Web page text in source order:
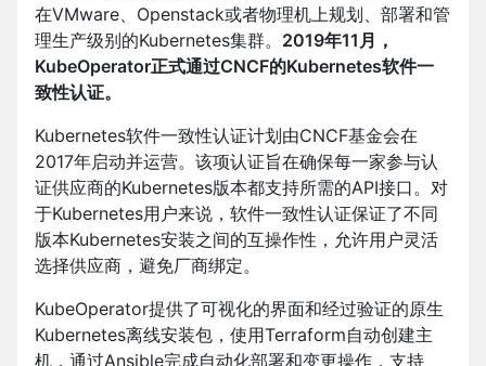
在VMware、Openstack或者物理机上规划、部署和管
理生产级别的Kubernetes集群。 2019年11月，
KubeOperator正式通过CNCF的Kubernetes软件一
致性认证。
Kubernetes软件一致性认证计划由CNCF基金会在
2017年启动并运营。该项认证旨在确保每一家参与认
证供应商的Kubernetes版本都支持所需的API接口。对
于Kubernetes用户来说，软件一致性认证保证了不同
版本Kubernetes安装之间的互操作性，允许用户灵活
选择供应商，避免厂商绑定。
KubeOperator提供了可视化的界面和经过验证的原生
Kubernetes离线安装包，使用Terraform自动创建主
机，通过Ansible完成自动化部署和变更操作，支持